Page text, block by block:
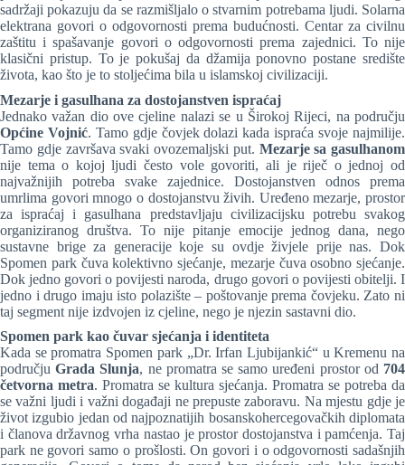
sadržaji pokazuju da se razmišljalo o stvarnim potrebama ljudi. Solarna
elektrana govori o odgovornosti prema budućnosti. Centar za civilnu
zaštitu i spašavanje govori o odgovornosti prema zajednici. To nije
klasični pristup. To je pokušaj da džamija ponovno postane središte
života, kao što je to stoljećima bila u islamskoj civilizaciji.
Mezarje i gasulhana za dostojanstven ispraćaj
Jednako važan dio ove cjeline nalazi se u Širokoj Rijeci, na području
Općine Vojnić. Tamo gdje čovjek dolazi kada ispraća svoje najmilije.
Tamo gdje završava svaki ovozemaljski put. Mezarje sa gasulhanom
nije tema o kojoj ljudi često vole govoriti, ali je riječ o jednoj od
najvažnijih potreba svake zajednice. Dostojanstven odnos prema
umrlima govori mnogo o dostojanstvu živih. Uređeno mezarje, prostor
za ispraćaj i gasulhana predstavljaju civilizacijsku potrebu svakog
organiziranog društva. To nije pitanje emocije jednog dana, nego
sustavne brige za generacije koje su ovdje živjele prije nas. Dok
Spomen park čuva kolektivno sjećanje, mezarje čuva osobno sjećanje.
Dok jedno govori o povijesti naroda, drugo govori o povijesti obitelji. I
jedno i drugo imaju isto polazište – poštovanje prema čovjeku. Zato ni
taj segment nije izdvojen iz cjeline, nego je njezin sastavni dio.
Spomen park kao čuvar sjećanja i identiteta
Kada se promatra Spomen park „Dr. Irfan Ljubijankić“ u Kremenu na
područjuGrada Slunja, ne promatra se samo uređeni prostor od 704
četvorna metra. Promatra se kultura sjećanja. Promatra se potreba da
se važni ljudi i važni događaji ne prepuste zaboravu. Na mjestu gdje je
život izgubio jedan od najpoznatijih bosanskohercegovačkih diplomata
i članova državnog vrha nastao je prostor dostojanstva i pamćenja. Taj
park ne govori samo o prošlosti. On govori i o odgovornosti sadašnjih